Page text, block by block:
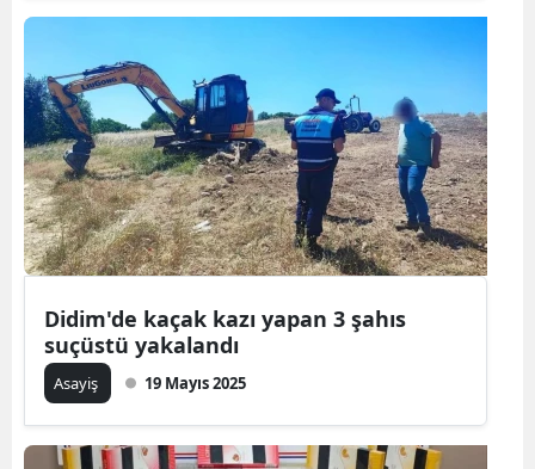
Didim'de kaçak kazı yapan 3 şahıs
suçüstü yakalandı
Asayiş 19 Mayıs 2025